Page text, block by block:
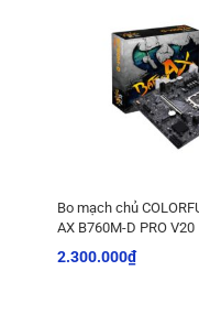
Bo mạch chủ
AX B760M-D PRO V20
2.300.000₫